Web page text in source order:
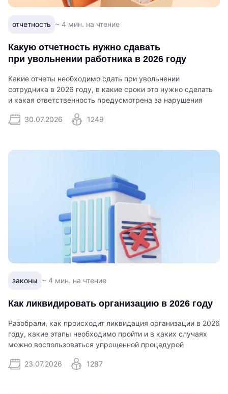
отчетность ~ 4 мин. на чтение
Какую отчетность нужно сдавать
при увольнении работника в 2026 году
Какие отчеты необходимо сдать при увольнении
сотрудника в 2026 году, в какие сроки это нужно сделать
и какая ответственность предусмотрена за нарушения
30.07.2026 1249
законы ~ 4 мин. на чтение
Как ликвидировать организацию в 2026 году
Разобрали, как происходит ликвидация организации в 2026
году, какие этапы необходимо пройти и в каких случаях
можно воспользоваться упрощенной процедурой
23.07.2026 1287